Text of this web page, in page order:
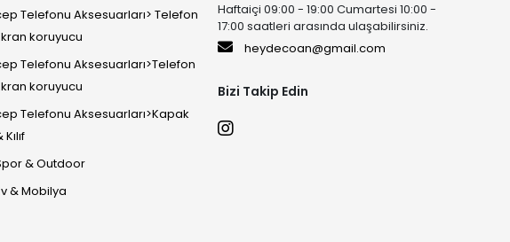
Telefonu Aksesuarları> Telefon
koruyucu
Telefonu Aksesuarları>Telefon
koruyucu
Telefonu Aksesuarları>Kapak
Kılıf
& Outdoor
& Mobilya
Haftaiçi 09:00 - 19:00 Cumartesi 10:00 -
17:00 saatleri arasında ulaşabilirsiniz.
heydecoan@gmail.com
Bizi Takip Edin